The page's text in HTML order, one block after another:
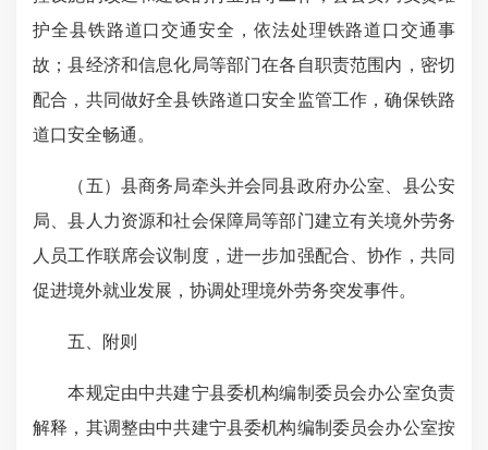
护全县铁路道口交通安全，依法处理铁路道口交通事
故；县经济和信息化局等部门在各自职责范围内，密切
配合，共同做好全县铁路道口安全监管工作，确保铁路
道口安全畅通。
（五）县商务局牵头并会同县政府办公室、县公安
局、县人力资源和社会保障局等部门建立有关境外劳务
人员工作联席会议制度，进一步加强配合、协作，共同
促进境外就业发展，协调处理境外劳务突发事件。
五、 附则
本规定由中共建宁县委机构编制委员会办公室负责
解释，其调整由中共建宁县委机构编制委员会办公室按